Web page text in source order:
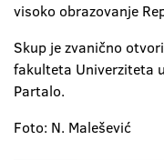
visoko obrazovanje
Skup je zvanično
fakulteta Univerziteta
Partalo.
Foto: N. Malešević